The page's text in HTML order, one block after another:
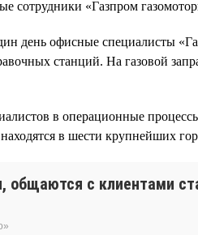
«Газпром
день офисные специалисты
станций. На газовой
в операционные
в шести крупнейших
с клиентами